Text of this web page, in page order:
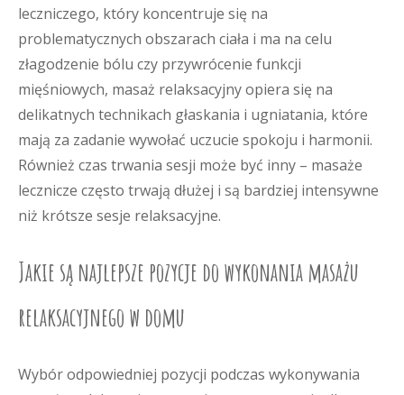
leczniczego, który koncentruje się na
problematycznych obszarach ciała i ma na celu
złagodzenie bólu czy przywrócenie funkcji
mięśniowych, masaż relaksacyjny opiera się na
delikatnych technikach głaskania i ugniatania, które
mają za zadanie wywołać uczucie spokoju i harmonii.
Również czas trwania sesji może być inny – masaże
lecznicze często trwają dłużej i są bardziej intensywne
niż krótsze sesje relaksacyjne.
Jakie są najlepsze pozycje do wykonania masażu
relaksacyjnego w domu
Wybór odpowiedniej pozycji podczas wykonywania